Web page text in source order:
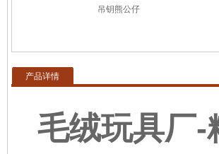
吊钥熊公仔
产品详情
毛绒玩具厂-